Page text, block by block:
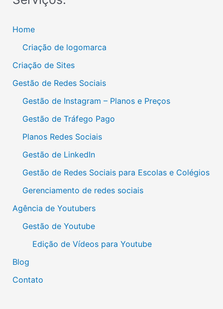
Home
Criação de logomarca
Criação de Sites
Gestão de Redes Sociais
Gestão de Instagram – Planos e Preços
Gestão de Tráfego Pago
Planos Redes Sociais
Gestão de LinkedIn
Gestão de Redes Sociais para Escolas e Colégios
Gerenciamento de redes sociais
Agência de Youtubers
Gestão de Youtube
Edição de Vídeos para Youtube
Blog
Contato